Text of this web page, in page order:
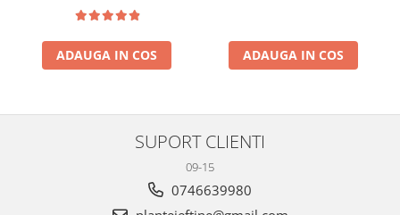
ADAUGA IN COS ADAUGA IN COS
SUPORT CLIENTI
09-15
0746639980